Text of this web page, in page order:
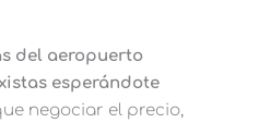
del aeropuerto
esperándote
negociar el precio,